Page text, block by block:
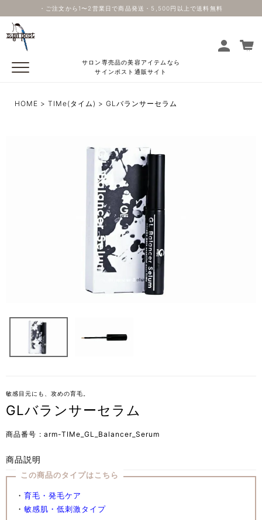
・ご注文から1〜2営業日で商品発送・5,500円以上で送料無料
サロン専売品の美容アイテムなら
サインポスト通販サイト
HOME TIMe(タイム) GLバランサーセラム
敏感目元にも、攻めの育毛。
GLバランサーセラム
商品番号 arm-TIMe_GL_Balancer_Serum
商品説明
この商品のタイプはこちら
・ 育毛・発毛ケア
・ 敏感肌・低刺激タイプ